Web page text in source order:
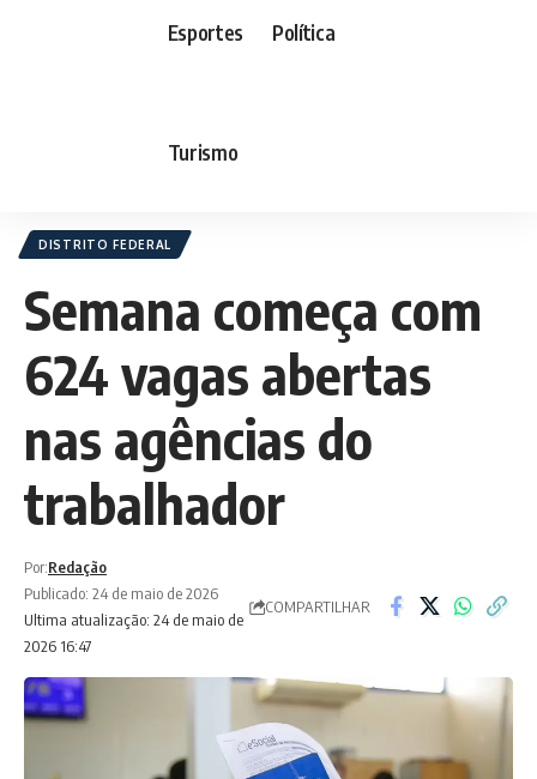
Esportes Política
Turismo
DISTRITO FEDERAL
Semana começa com
624 vagas abertas
nas agências do
trabalhador
Ultima atualização: 24 de maio de
2026 16:47
Por:Redação
Publicado: 24 de maio de 2026
COMPARTILHAR